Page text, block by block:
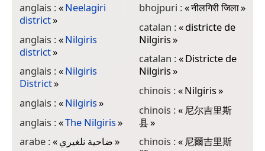
anglais :«Neelagiri
district»
anglais :«Nilgiris
district»
anglais :«Nilgiris
District»
anglais :«Nilgiris»
anglais :«The Nilgiris»
arabe :«ضاحية نلغيري»
bhojpuri :«नीलगिरी जिला»
catalan :«districte de
Nilgiris»
catalan :«Districte de
Nilgiris»
chinois :«Nilgiris»
chinois :« 尼尔吉里斯
县»
chinois :« 尼爾吉里斯